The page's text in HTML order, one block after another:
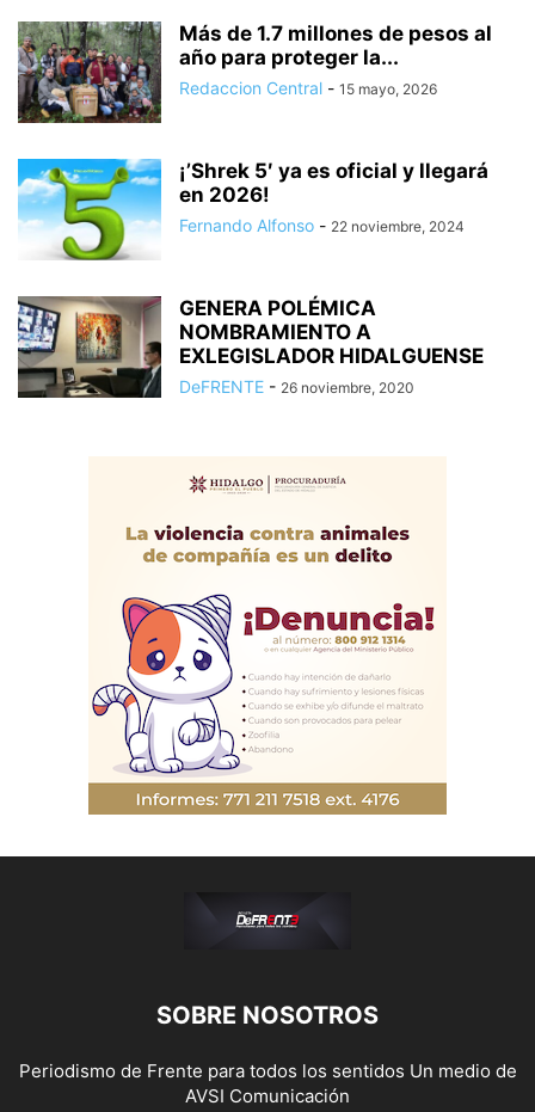
Más de 1.7 millones de pesos al
año para proteger la...
Redaccion Central - 15 mayo, 2026
¡’Shrek 5′ ya es oficial y llegará
en 2026!
Fernando Alfonso - 22 noviembre, 2024
GENERA POLÉMICA
NOMBRAMIENTO A
EXLEGISLADOR HIDALGUENSE
DeFRENTE - 26 noviembre, 2020
SOBRE NOSOTROS
Periodismo de Frente para todos los sentidos Un medio de
AVSI Comunicación